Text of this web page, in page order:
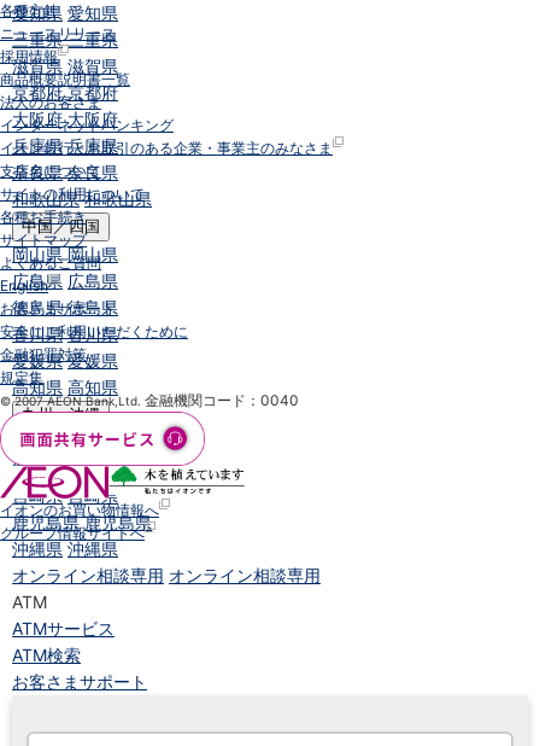
愛知県 愛知県
三重県 三重県
滋賀県 滋賀県
京都府 京都府
大阪府 大阪府
兵庫県 兵庫県
奈良県 奈良県
和歌山県 和歌山県
中国／四国
岡山県 岡山県
広島県 広島県
徳島県 徳島県
香川県 香川県
愛媛県 愛媛県
高知県 高知県
九州・沖縄
福岡県 福岡県
熊本県 熊本県
宮崎県 宮崎県
鹿児島県 鹿児島県
沖縄県 沖縄県
オンライン相談専用 オンライン相談専用
ATM
ATMサービス
ATM検索
お客さまサポート
各種方針
ニュースリリース
採用情報
商品概要説明書一覧
法人のお客さま
インターネットバンキング
イオン銀行とお取引のある企業・事業主のみなさま
支店名について
サイトの利用について
各種お手続き
サイトマップ
よくあるご質問
English
お客さまサポート
安全にご利用いただくために
金融犯罪対策
規定集
© 2007 AEON Bank,Ltd. 金融機関コード：0040
イオンのお買い物情報へ
グループ情報サイトへ